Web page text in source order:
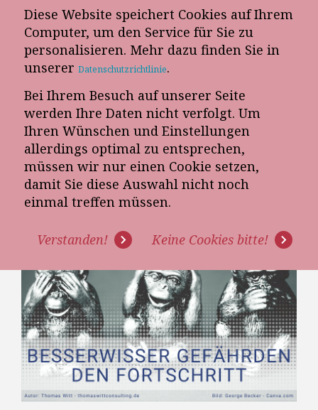
Diese Website speichert Cookies auf Ihrem
Computer, um den Service für Sie zu
personalisieren. Mehr dazu finden Sie in
unserer Datenschutzrichtlinie.
Bei Ihrem Besuch auf unserer Seite
werden Ihre Daten nicht verfolgt. Um
Ihren Wünschen und Einstellungen
allerdings optimal zu entsprechen,
müssen wir nur einen Cookie setzen,
damit Sie diese Auswahl nicht noch
einmal treffen müssen.
Verstanden! Keine Cookies bitte!
E-Mail-Newsletter
Telefon-Termin
BESSERWISSER GEFÄHRDEN
DEN FORTSCHRITT